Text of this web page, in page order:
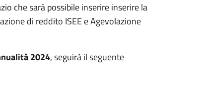
che sarà possibile inserire inserire la
di reddito ISEE e Agevolazione
2024, seguirà il seguente